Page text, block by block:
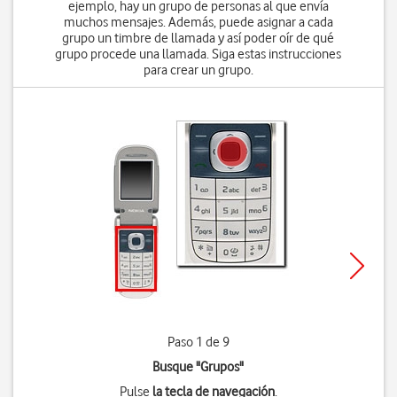
ejemplo, hay un grupo de personas al que envía
muchos mensajes. Además, puede asignar a cada
grupo un timbre de llamada y así poder oír de qué
grupo procede una llamada. Siga estas instrucciones
para crear un grupo.
Paso 1 de 9
Busque "Grupos"
Pulse la tecla de navegación.